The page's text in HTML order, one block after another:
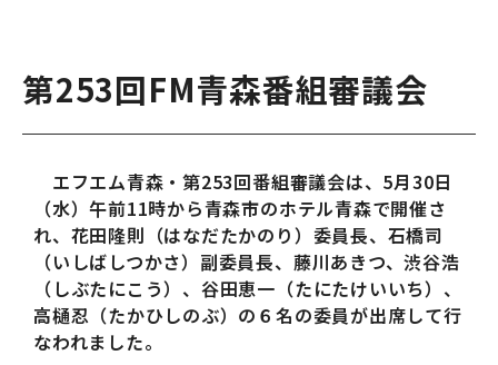
第253回FM青森番組審議会
エフエム青森・第253回番組審議会は、5月30日
（水）午前11時から青森市のホテル青森で開催さ
れ、花田隆則（はなだたかのり）委員長、石橋司
（いしばしつかさ）副委員長、藤川あきつ、渋谷浩
（しぶたにこう）、谷田恵一（たにたけいいち）、
高樋忍（たかひしのぶ）の６名の委員が出席して行
なわれました。